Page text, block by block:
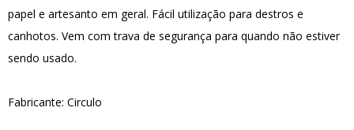
papel e artesanto em geral. Fácil utilização para destros e
canhotos. Vem com trava de segurança para quando não estiver
sendo usado.
Fabricante: Circulo